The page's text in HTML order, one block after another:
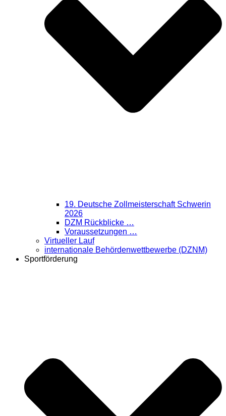
19. Deutsche Zollmeisterschaft Schwerin
2026
DZM Rückblicke …
Voraussetzungen …
Virtueller Lauf
internationale Behördenwettbewerbe (DZNM)
Sportförderung